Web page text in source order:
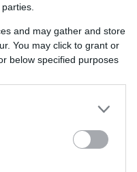
and may gather and store
You may click to grant or
below specified purposes